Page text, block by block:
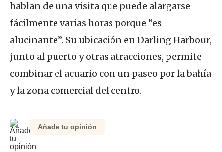
hablan de una visita que puede alargarse
fácilmente varias horas porque “es
alucinante”. Su ubicación en Darling Harbour,
junto al puerto y otras atracciones, permite
combinar el acuario con un paseo por la bahía
y la zona comercial del centro.
Añade tu opinión